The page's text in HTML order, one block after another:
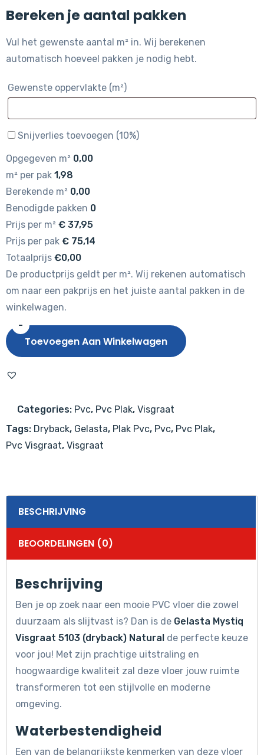
Bereken je aantal pakken
Vul het gewenste aantal m² in. Wij berekenen
automatisch hoeveel pakken je nodig hebt.
Gewenste oppervlakte (m²)
Snijverlies toevoegen (10%)
Opgegeven m² 0,00
m² per pak 1,98
Berekende m² 0,00
Benodigde pakken 0
Prijs per m² € 37,95
Prijs per pak € 75,14
Totaalprijs €0,00
De productprijs geldt per m². Wij rekenen automatisch
om naar een pakprijs en het juiste aantal pakken in de
winkelwagen.
-
Gelasta
Mystiq
5103
Natural
aantal
Toevoegen Aan Winkelwagen
Categories: Pvc, Pvc Plak, Visgraat
Tags: Dryback, Gelasta, Plak Pvc, Pvc, Pvc Plak,
Pvc Visgraat, Visgraat
BESCHRIJVING
BEOORDELINGEN (0)
Beschrijving
Ben je op zoek naar een mooie PVC vloer die zowel
duurzaam als slijtvast is? Dan is de Gelasta Mystiq
Visgraat 5103 (dryback) Natural de perfecte keuze
voor jou! Met zijn prachtige uitstraling en
hoogwaardige kwaliteit zal deze vloer jouw ruimte
transformeren tot een stijlvolle en moderne
omgeving.
Waterbestendigheid
Een van de belangrijkste kenmerken van deze vloer